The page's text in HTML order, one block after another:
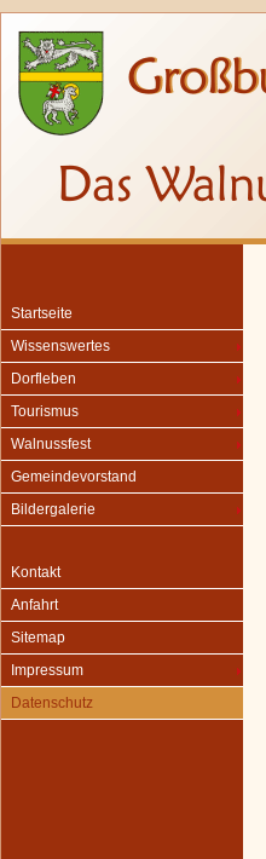
Startseite
Wissenswertes
Dorfleben
Tourismus
Walnussfest
Gemeindevorstand
Bildergalerie
Kontakt
Anfahrt
Sitemap
Impressum
Datenschutz